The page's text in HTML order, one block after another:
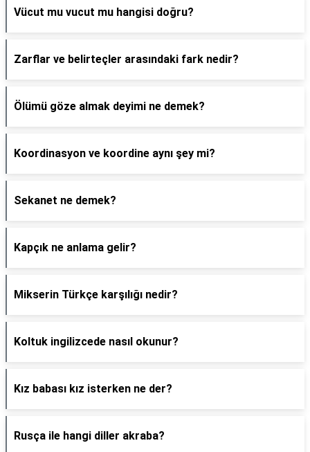
Vücut mu vucut mu hangisi doğru?
Zarflar ve belirteçler arasındaki fark nedir?
Ölümü göze almak deyimi ne demek?
Koordinasyon ve koordine aynı şey mi?
Sekanet ne demek?
Kapçık ne anlama gelir?
Mikserin Türkçe karşılığı nedir?
Koltuk ingilizcede nasıl okunur?
Kız babası kız isterken ne der?
Rusça ile hangi diller akraba?